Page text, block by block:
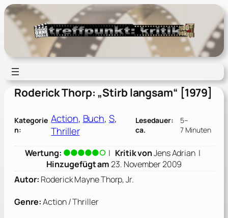
Zum
Inhalt
springen
Roderick Thorp: „Stirb langsam“ [1979]
Kategorie
n:
Action, Buch, S
Thriller
Lesedauer:
ca.
5–
7 Minuten
Wertung: | Kritik vonJens Adrian|
Hinzugefügt am23. November 2009
Autor: Roderick Mayne Thorp, Jr.
Genre:Action / Thriller